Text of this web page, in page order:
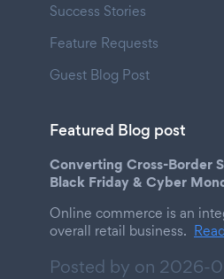
Success Stories
Feature Requests
Guest Blog Post
Featured Blog post
Converting Cross-Border
Black Friday & Cyber
Online commerce is an
overall retail business.
Posted by on 2026-